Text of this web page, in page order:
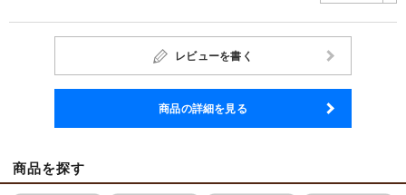
レビューを書く
商品の詳細を見る
商品を探す